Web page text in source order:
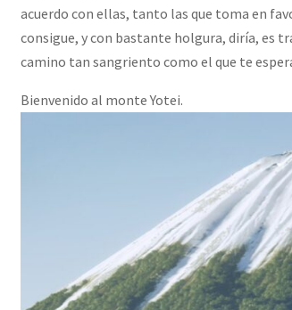
acuerdo con ellas, tanto las que toma en
consigue, y con bastante holgura, diría, es
camino tan sangriento como el que te
Bienvenido al monte Yotei.